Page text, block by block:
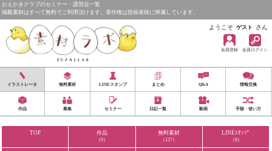
おえかきクラブのセミナー・講習会一覧
掲載素材はすべて無料でご利用頂けます。著作権は投稿者様に帰属しています。
ようこそ ゲスト さん
会員登録 会員ログイン
イラストレータ 無料素材 LINEスタンプ まとめ Q&A 情報交換
作品 募集 セミナー 日記一覧 動画 手順・使い方
TOP 作品
（0）
無料素材
（127）
LINEｽﾀﾝﾌﾟ
（0）